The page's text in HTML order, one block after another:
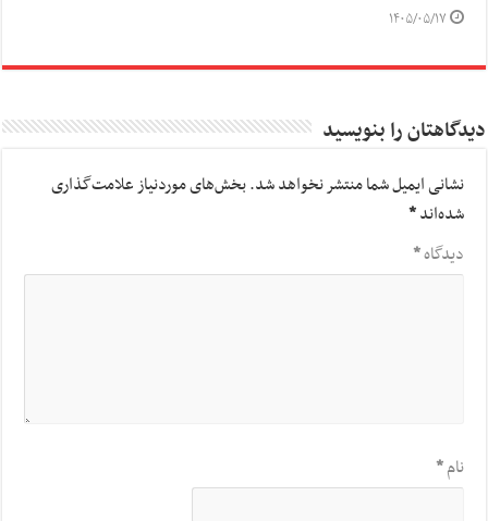
۱۴۰۵/۰۵/۱۷
دیدگاهتان را بنویسید
نشانی ایمیل شما منتشر نخواهد شد.بخش‌های موردنیاز علامت‌گذاری
شده‌اند*
دیدگاه*
نام*